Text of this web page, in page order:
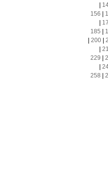
156
185
200|
229
258